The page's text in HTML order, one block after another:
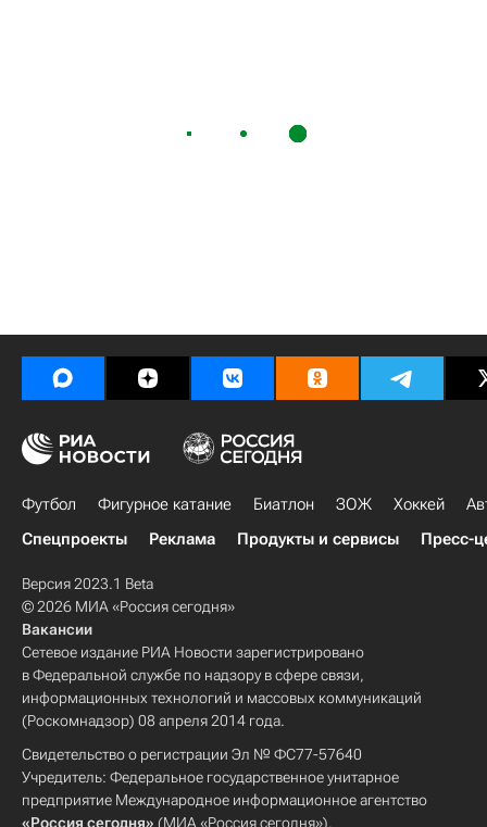
Футбол Фигурное катание Биатлон ЗОЖ Хоккей
Спецпроекты
Реклама Продукты и сервисы Пресс-
Версия 2023.1 Beta
© 2026 МИА «Россия сегодня»
Вакансии
Сетевое издание РИА Новости зарегистрировано
в Федеральной службе по надзору в сфере связи,
информационных технологий и массовых коммуникаций
(Роскомнадзор) 08 апреля 2014 года.
Свидетельство о регистрации Эл № ФС77-57640
Учредитель: Федеральное государственное унитарное
предприятие Международное информационное агентство
«Россия сегодня» (МИА «Россия сегодня»).